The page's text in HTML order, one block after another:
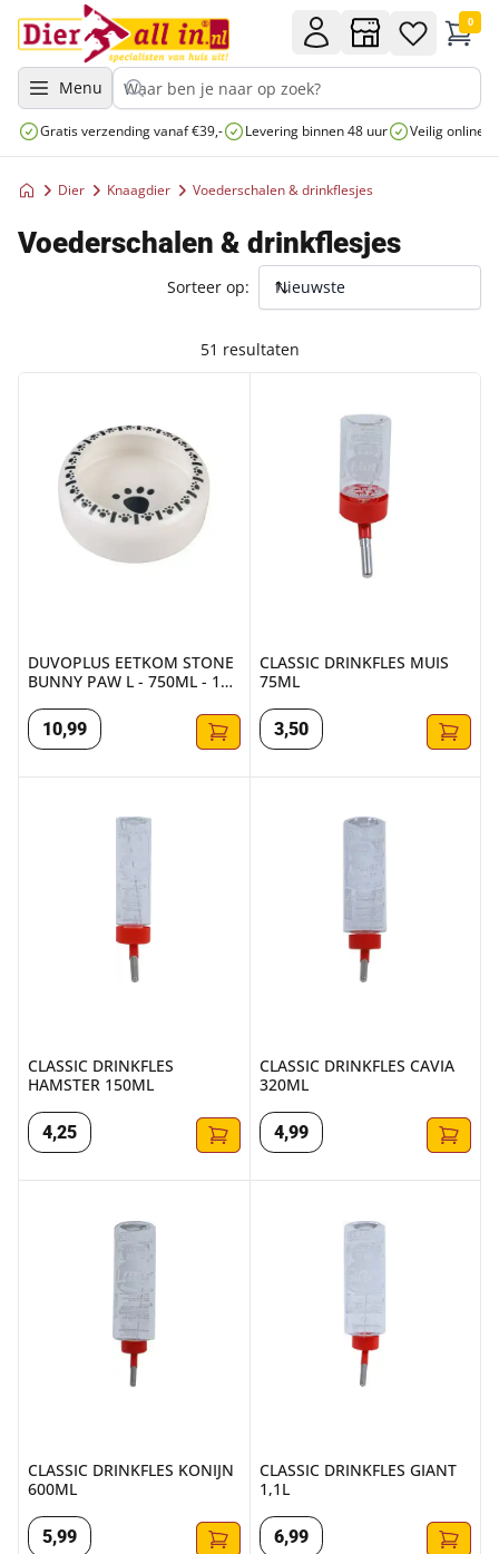
Menu
0
Gratis verzending vanaf €39,- Levering binnen 48 uur Veilig online
Dier Knaagdier Voederschalen & drinkflesjes
Voederschalen & drinkflesjes
51 resultaten
Sorteer op:
DUVOPLUS EETKOM STONE
BUNNY PAW L - 750ML - 16
10,99
CLASSIC DRINKFLES MUIS
75ML
3,50
CLASSIC DRINKFLES
HAMSTER 150ML
4,25
CLASSIC DRINKFLES CAVIA
320ML
4,99
CLASSIC DRINKFLES KONIJN
600ML
5,99
CLASSIC DRINKFLES GIANT
1,1L
6,99